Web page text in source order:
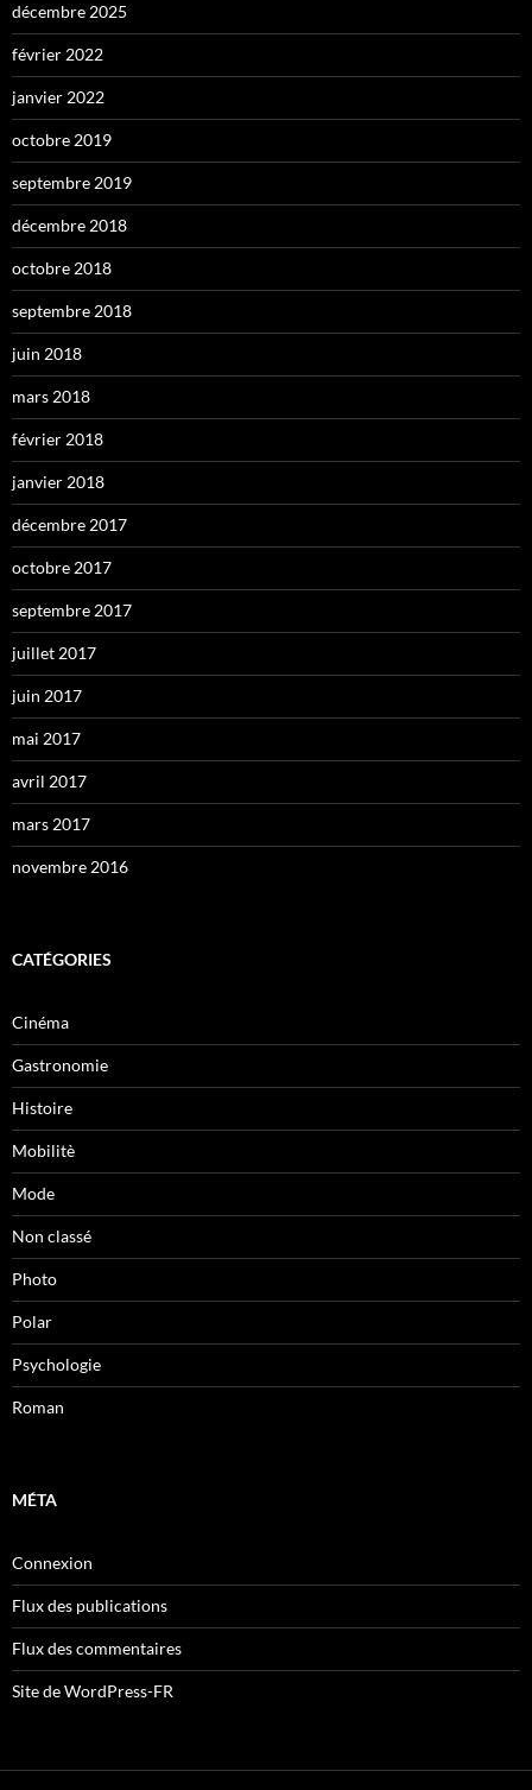
décembre 2025
février 2022
janvier 2022
octobre 2019
septembre 2019
décembre 2018
octobre 2018
septembre 2018
juin 2018
mars 2018
février 2018
janvier 2018
décembre 2017
octobre 2017
septembre 2017
juillet 2017
juin 2017
mai 2017
avril 2017
mars 2017
novembre 2016
CATÉGORIES
Cinéma
Gastronomie
Histoire
Mobilitè
Mode
Non classé
Photo
Polar
Psychologie
Roman
MÉTA
Connexion
Flux des publications
Flux des commentaires
Site de WordPress-FR